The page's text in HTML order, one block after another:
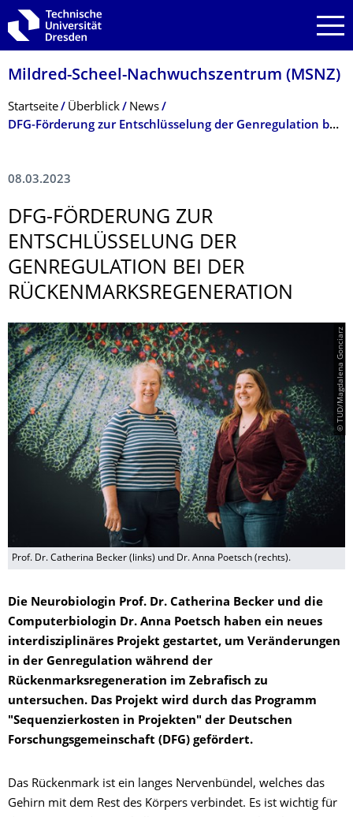
Zur Hauptnavigation springen
Zur Suche springen
Zum Inhalt springen
Mildred-Scheel-Nachwuchszentrum (MSNZ)
Breadcrumb-Menü
Startseite Überblick
News
DFG-Förderung zur Entschlüsselung der Genregulation bei der Rückenmarksregeneration
08.03.2023
DFG-FÖRDERUNG ZUR
ENTSCHLÜSSELUNG DER
GENREGULATION BEI DER
RÜCKENMARKSRE­GENERATION
© TUD/Magdalena Gonciarz
Prof. Dr. Catherina Becker (links) und Dr. Anna Poetsch (rechts).
Die Neurobiologin Prof. Dr. Catherina Becker und die
Computerbiologin Dr. Anna Poetsch haben ein neues
interdisziplinäres Projekt gestartet, um Veränderungen
in der Genregulation während der
Rückenmarksregeneration im Zebrafisch zu
untersuchen. Das Projekt wird durch das Programm
"Sequenzierkosten in Projekten" der Deutschen
Forschungsgemeinschaft (DFG) gefördert.
Das Rückenmark ist ein langes Nervenbündel, welches das
Gehirn mit dem Rest des Körpers verbindet. Es ist wichtig für